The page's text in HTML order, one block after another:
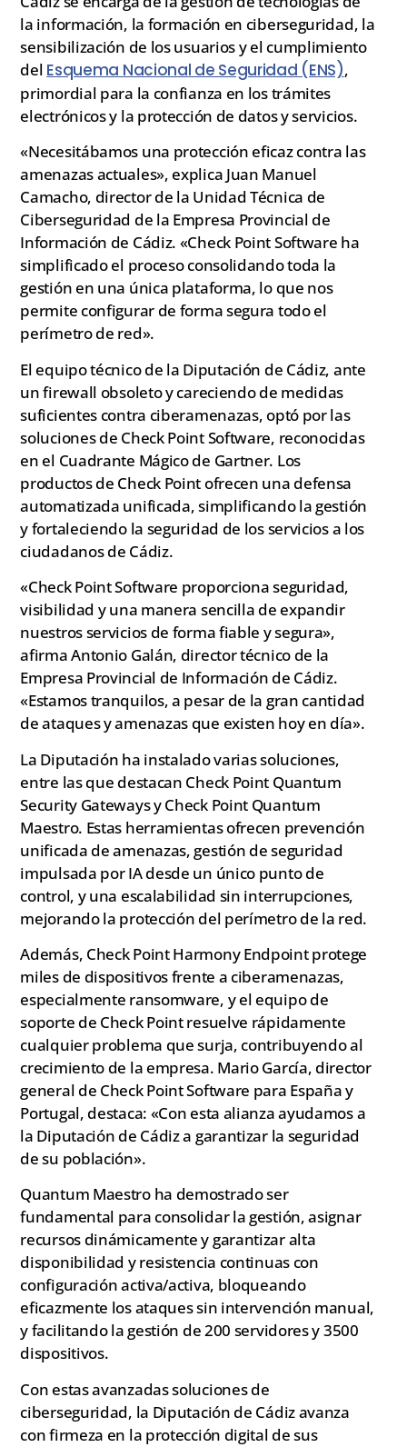
la información, la formación en ciberseguridad, la
sensibilización de los usuarios y el cumplimiento
del Esquema Nacional de Seguridad (ENS),
primordial para la confianza en los trámites
electrónicos y la protección de datos y servicios.
«Necesitábamos una protección eficaz contra las
amenazas actuales», explica Juan Manuel
Camacho, director de la Unidad Técnica de
Ciberseguridad de la Empresa Provincial de
Información de Cádiz. «Check Point Software ha
simplificado el proceso consolidando toda la
gestión en una única plataforma, lo que nos
permite configurar de forma segura todo el
perímetro de red».
El equipo técnico de la Diputación de Cádiz, ante
un firewall obsoleto y careciendo de medidas
suficientes contra ciberamenazas, optó por las
soluciones de Check Point Software, reconocidas
en el Cuadrante Mágico de Gartner. Los
productos de Check Point ofrecen una defensa
automatizada unificada, simplificando la gestión
y fortaleciendo la seguridad de los servicios a los
ciudadanos de Cádiz.
«Check Point Software proporciona seguridad,
visibilidad y una manera sencilla de expandir
nuestros servicios de forma fiable y segura»,
afirma Antonio Galán, director técnico de la
Empresa Provincial de Información de Cádiz.
«Estamos tranquilos, a pesar de la gran cantidad
de ataques y amenazas que existen hoy en día».
La Diputación ha instalado varias soluciones,
entre las que destacan Check Point Quantum
Security Gateways y Check Point Quantum
Maestro. Estas herramientas ofrecen prevención
unificada de amenazas, gestión de seguridad
impulsada por IA desde un único punto de
control, y una escalabilidad sin interrupciones,
mejorando la protección del perímetro de la red.
Además, Check Point Harmony Endpoint protege
miles de dispositivos frente a ciberamenazas,
especialmente ransomware, y el equipo de
soporte de Check Point resuelve rápidamente
cualquier problema que surja, contribuyendo al
crecimiento de la empresa. Mario García, director
general de Check Point Software para España y
Portugal, destaca: «Con esta alianza ayudamos a
la Diputación de Cádiz a garantizar la seguridad
de su población».
Quantum Maestro ha demostrado ser
fundamental para consolidar la gestión, asignar
recursos dinámicamente y garantizar alta
disponibilidad y resistencia continuas con
configuración activa/activa, bloqueando
eficazmente los ataques sin intervención manual,
y facilitando la gestión de 200 servidores y 3500
dispositivos.
Con estas avanzadas soluciones de
ciberseguridad, la Diputación de Cádiz avanza
con firmeza en la protección digital de sus